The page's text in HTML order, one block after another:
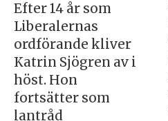
Efter 14 år som
Liberalernas
ordförande kliver
Katrin Sjögren av i
höst. Hon
fortsätter som
lantråd